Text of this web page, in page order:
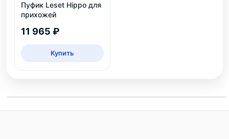
Пуфик Leset Hippo для
прихожей
11 965 ₽
Купить